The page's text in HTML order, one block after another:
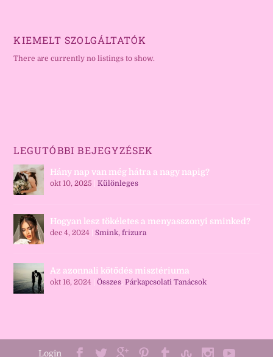
KIEMELT SZOLGÁLTATÓK
There are currently no listings to show.
LEGUTÓBBI BEJEGYZÉSEK
Hány nap van még hátra a nagy napig?
okt 10, 2025 |Különleges
Hogyan lesz tökéletes a menyasszonyi sminked?
dec 4, 2024 |Smink, frizura
Az azonnali kötődés misztériuma
okt 16, 2024 |Összes,Párkapcsolati Tanácsok
Login